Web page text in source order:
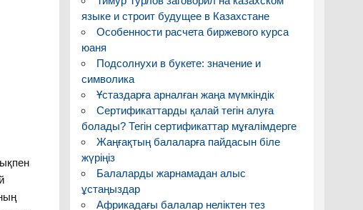
языке и строит будущее в Казахстане
Особенности расчета биржевого курса
юаня
Подсолнухи в букете: значение и
символика
Ұстаздарға арналған жаңа мүмкіндік
Сертификаттарды қалай тегін алуға
болады? Тегін сертификаттар мұғалімдерге
Жаңғақтың балаларға пайдасын біле
жүріңіз
Балаларды жарнамадан алыс
ұстаңыздар
Африкадағы балалар неліктен тез